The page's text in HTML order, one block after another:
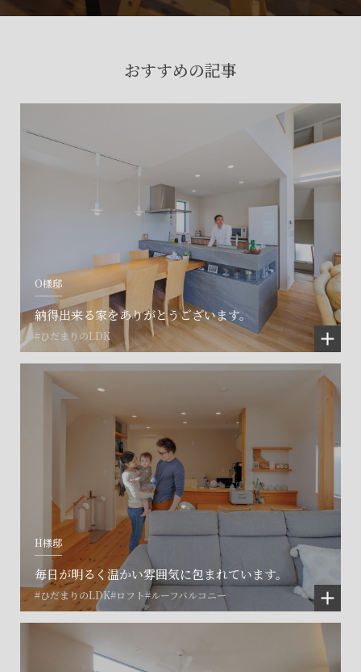
おすすめの記事
O様邸
納得出来る家をありがとうございます。
#ひだまりのLDK
H様邸
毎日が明るく温かい雰囲気に包まれています。
#ひだまりのLDK#ロフト#ルーフバルコニー
ご相談はこちら
©SET inc.